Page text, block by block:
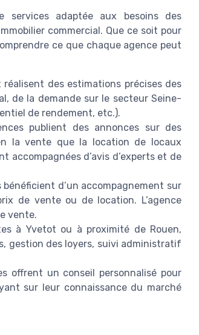
services adaptée aux besoins des
commercial. Que ce soit pour
ce que chaque agence peut
réalisent des estimations précises des
de la demande sur le secteur Seine-
de rendement, etc.).
publient des annonces sur des
la vente que la location de locaux
accompagnées d’avis d’experts et de
d’un accompagnement sur
de vente ou de location. L’agence
vente.
à Yvetot ou à proximité de Rouen,
gestion des loyers, suivi administratif
offrent un conseil personnalisé pour
sur leur connaissance du marché